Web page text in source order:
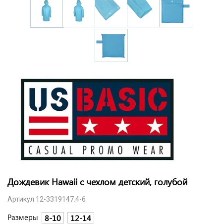
Дождевик Hawaii c чехлом детский, голубой
Артикул 12-3319147.4-6
Размеры 8-10 12-14